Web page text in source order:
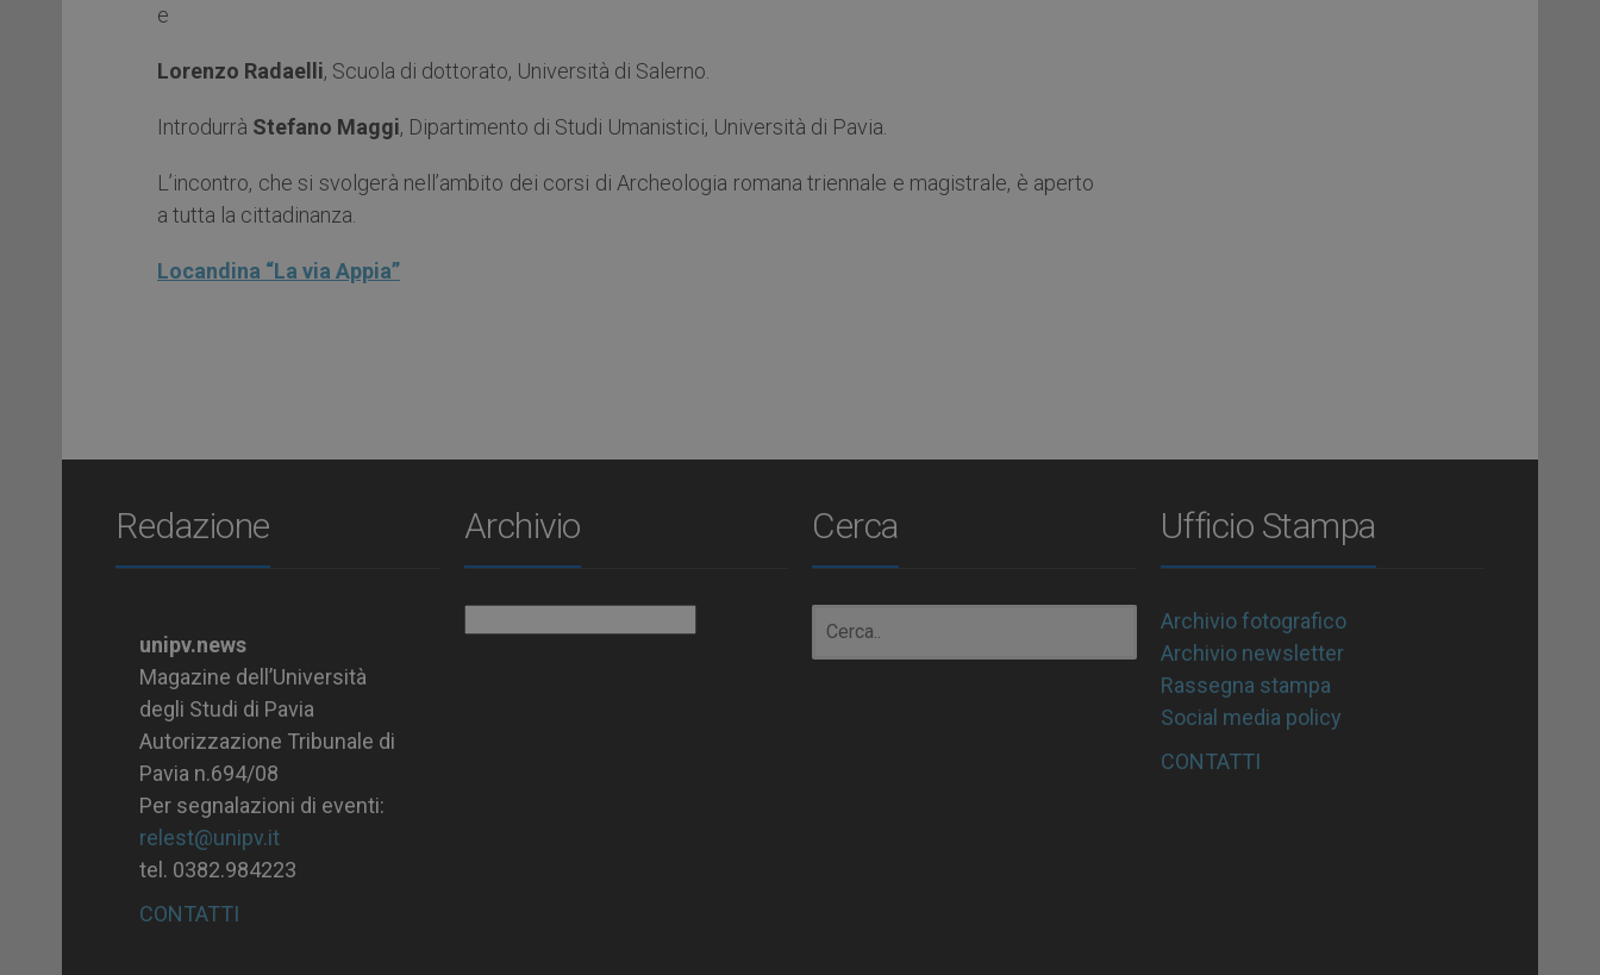
e
Lorenzo Radaelli, Scuola di dottorato, Università di Salerno.
Introdurrà Stefano Maggi, Dipartimento di Studi Umanistici, Università di Pavia.
L’incontro, che si svolgerà nell’ambito dei corsi di Archeologia romana triennale e magistrale, è aperto
a tutta la cittadinanza.
Locandina “La via Appia”
Redazione
unipv.news
Magazine dell’Università
degli Studi di Pavia
Autorizzazione Tribunale di
Pavia n.694/08
Per segnalazioni di eventi:
relest@unipv.it
tel. 0382.984223
CONTATTI
Archivio Cerca Ufficio Stampa
Archivio fotografico
Archivio newsletter
Rassegna stampa
Social media policy
CONTATTI